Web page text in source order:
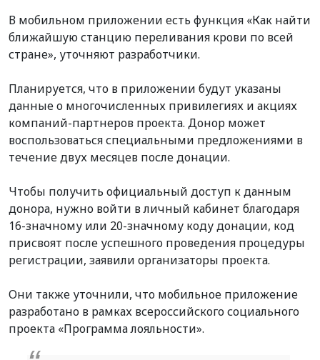
В мобильном приложении есть функция «Как найти
ближайшую станцию переливания крови по всей
стране», уточняют разработчики.
Планируется, что в приложении будут указаны
данныео многочисленных привилегиях и акциях
компаний-партнеров проекта. Донор может
воспользоваться специальными предложениями в
течение двух месяцев после донации.
Чтобы получить официальный доступ к данным
донора, нужно войти в личный кабинет благодаря
16-значному или 20-значному коду донации, код
присвоят после успешного проведения процедуры
регистрации, заявили организаторы проекта.
Они также уточнили, что мобильное приложение
разработано в рамках всероссийского социального
проекта «Программа лояльности».